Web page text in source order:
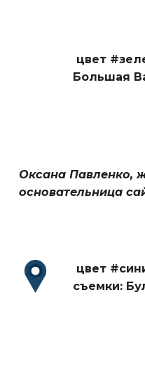
цвет
Большая
Оксана Павленко,
основательница
цвет
съемки: